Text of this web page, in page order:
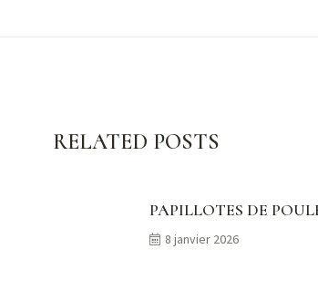
RELATED POSTS
PAPILLOTES DE
8 janvier 2026